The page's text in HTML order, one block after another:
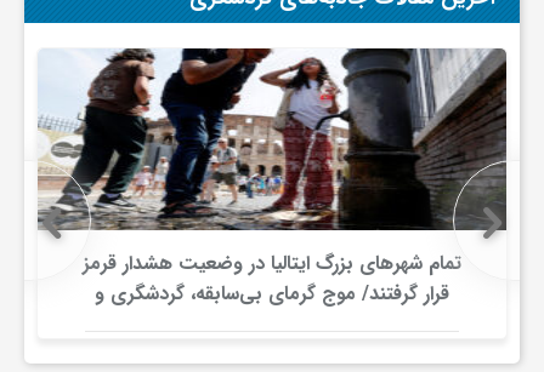
تمام شهرهای بزرگ ایتالیا در وضعیت هشدار قرمز
قرار گرفتند/ موج گرمای بی‌سابقه، گردشگری و
زیرساخت‌های اروپا را تحت فشار قرار داد